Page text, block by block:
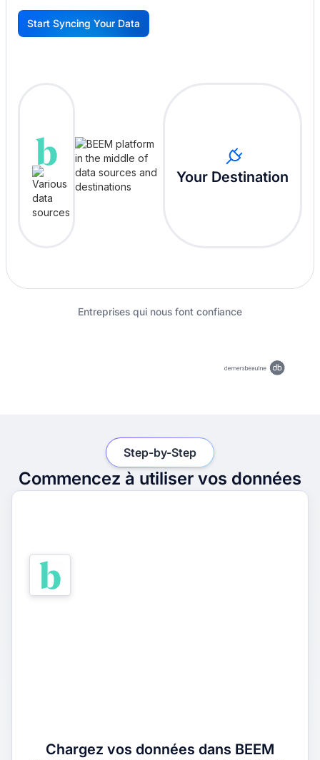
G
Start Syncing Your Data
Your Destination
Entreprises qui nous font confiance
Commencez à utiliser vos données
Step-by-Step
Chargez vos données dans BEEM